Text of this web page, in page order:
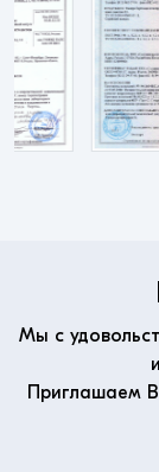
Мы с
Приглашаем